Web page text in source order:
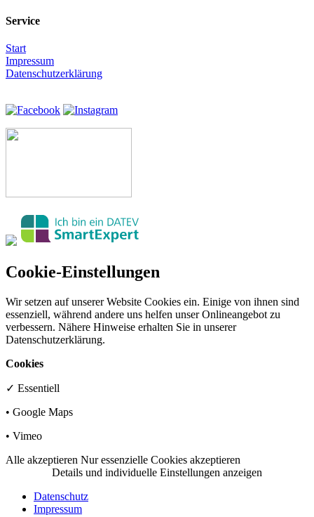
Service
Start
Impressum
Datenschutzerklärung
Cookie-Einstellungen
Wir setzen auf unserer Website Cookies ein. Einige von ihnen sind
essenziell, während andere uns helfen unser Onlineangebot zu
verbessern. Nähere Hinweise erhalten Sie in unserer
Datenschutzerklärung.
Cookies
✓ Essentiell
• Google Maps
• Vimeo
Alle akzeptieren Nur essenzielle Cookies akzeptieren
Details und individuelle Einstellungen anzeigen
Datenschutz
Impressum